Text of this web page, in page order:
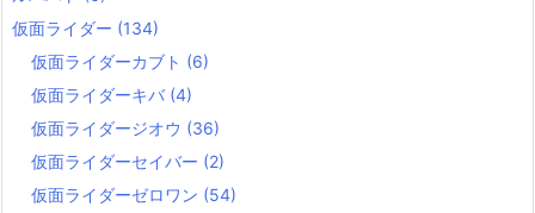
仮面ライダー (134)
仮面ライダーカブト (6)
仮面ライダーキバ (4)
仮面ライダージオウ (36)
仮面ライダーセイバー (2)
仮面ライダーゼロワン (54)